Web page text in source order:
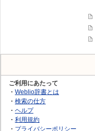
ご利用にあたって
・ Weblio辞書とは
・ 検索の仕方
・ ヘルプ
・ 利用規約
・ プライバシーポリシー